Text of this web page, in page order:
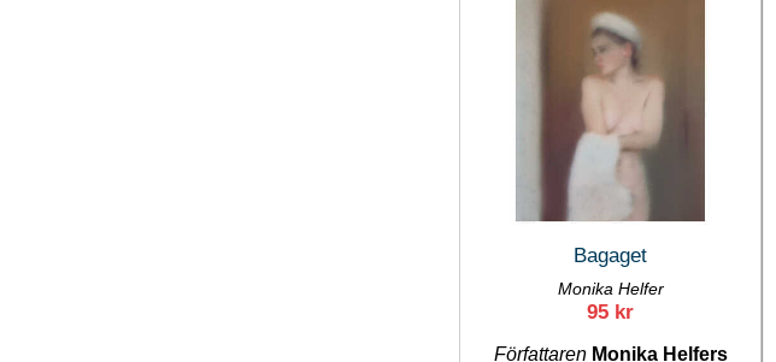
Bagaget
Monika Helfer
95 kr
Författaren Monika Helfers